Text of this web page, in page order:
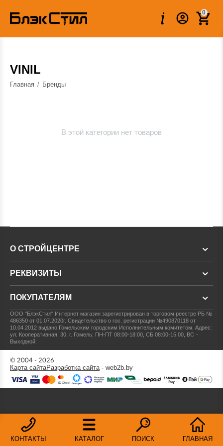
0
VINIL
Главная / Бренды
В этой категории нет товаров
КОНТАКТЫ КАТАЛОГ ПОИСК ГЛАВНАЯ
О СТРОЙЦЕНТРЕ
РЕКВИЗИТЫ
ПОКУПАТЕЛЯМ
ООО "БлэкСтил" Интернет магазин зарегистрирован в торговом реестре РБ №
486350 от 01.07.2020г.Свидетельство о гос. регистрации №490870118 от
10.04.2012 выдано Гомельским городским Исполнительным комитетом.Адрес:
ул. Кооперативная, 30, г. Гомель; ПН-ПТ 08:00-18:00, СБ 08:00-15:00, ВС -
Выходной.
© 2004 - 2026
Карта сайтаРазработка сайта- web2b.by